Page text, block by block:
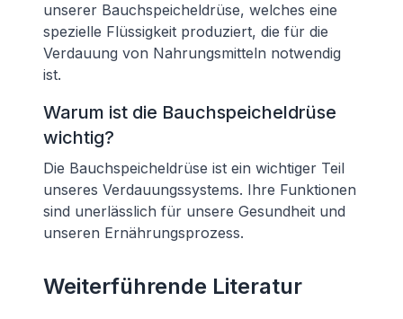
unserer Bauchspeicheldrüse, welches eine
spezielle Flüssigkeit produziert, die für die
Verdauung von Nahrungsmitteln notwendig
ist.
Warum ist die Bauchspeicheldrüse
wichtig?
Die Bauchspeicheldrüse ist ein wichtiger Teil
unseres Verdauungssystems. Ihre Funktionen
sind unerlässlich für unsere Gesundheit und
unseren Ernährungsprozess.
Weiterführende Literatur